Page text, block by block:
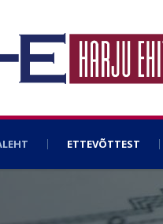
ETTEVÕTTEST